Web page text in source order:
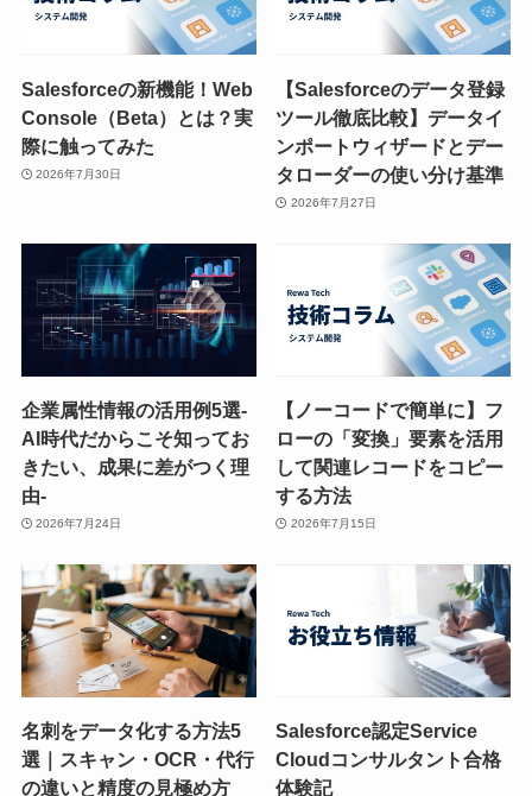
Salesforceの新機能！Web
Console（Beta）とは？実
際に触ってみた
2026年7月30日
【Salesforceのデータ登録
ツール徹底比較】データイ
ンポートウィザードとデー
タローダーの使い分け基準
2026年7月27日
企業属性情報の活用例5選-
AI時代だからこそ知ってお
きたい、成果に差がつく理
由-
2026年7月24日
【ノーコードで簡単に】フ
ローの「変換」要素を活用
して関連レコードをコピー
する方法
2026年7月15日
名刺をデータ化する方法5
選｜スキャン・OCR・代行
の違いと精度の見極め方
Salesforce認定Service
Cloudコンサルタント合格
体験記